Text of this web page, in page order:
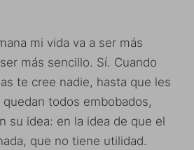
mi vida va a ser más
más sencillo. Sí. Cuando
te cree nadie, hasta que les
todos embobados,
su idea: en la idea de que el
que no tiene utilidad.